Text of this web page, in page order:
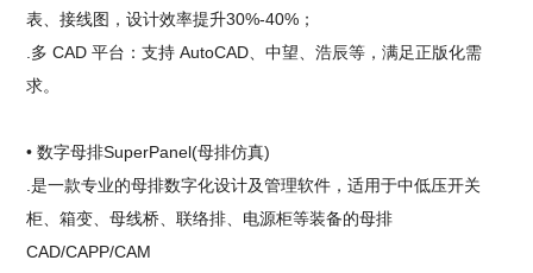
表、接线图，设计效率提升30%-40%；
.多 CAD 平台：支持 AutoCAD、中望、浩辰等，满足正版化需
求。
• 数字母排SuperPanel(母排仿真)
.是一款专业的母排数字化设计及管理软件，适用于中低压开关
柜、箱变、母线桥、联络排、电源柜等装备的母排
CAD/CAPP/CAM